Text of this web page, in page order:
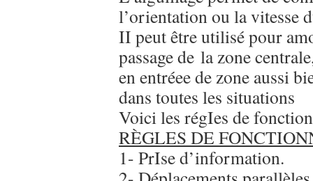
l’orientation ou la vitesse
II peut être utilisé pour
passage de la zone
en entréee de zone aussi
dans toutes les situations
Voici les régIes de
RÈGLES DE
1- PrIse d’information.